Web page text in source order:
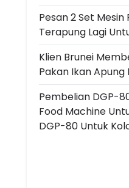
Pesan 2 Set Mesin
Terapung Lagi
Klien Brunei
Pakan Ikan Apung
Pembelian DGP-
Food Machine
DGP-80 Untuk